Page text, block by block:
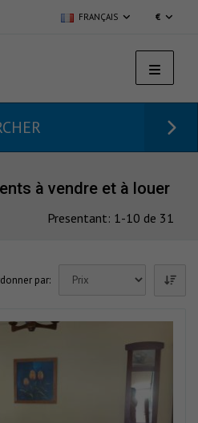
FRANÇAIS €
à vendre et à louer
Presentant: 1-10 de 31
par: